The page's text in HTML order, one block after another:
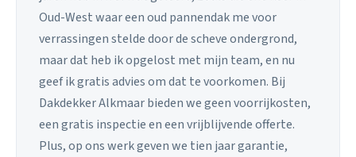
Oud-West waar een oud pannendak me voor
verrassingen stelde door de scheve ondergrond,
maar dat heb ik opgelost met mijn team, en nu
geef ik gratis advies om dat te voorkomen. Bij
Dakdekker Alkmaar bieden we geen voorrijkosten,
een gratis inspectie en een vrijblijvende offerte.
Plus, op ons werk geven we tien jaar garantie,